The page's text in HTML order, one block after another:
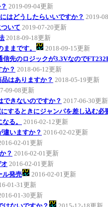
2019-09-04更新
はどうしたらいいですか？ 2019-
いて 2019-07-20更新
2018-09-18更新
まです。
2018-09-15更新
先のロジックが3.3Vなので
？ 2018-06-12更新
はありますか？ 2018-05-19更新
09-08更新
きないのですか？ 2017-06-30更新
するときにジャンパを差し込む必
る。
2016-02-12更新
いますか？ 2016-02-02更新
02-01更新
？ 2016-02-01更新
2016-02-01更新
ル発売
2016-02-01更新
01-31更新
01-30更新